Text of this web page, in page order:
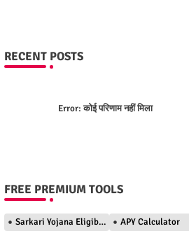
RECENT POSTS
Error:कोई परिणाम नहीं मिला
FREE PREMIUM TOOLS
Sarkari Yojana Eligibility Checker APY Calculator